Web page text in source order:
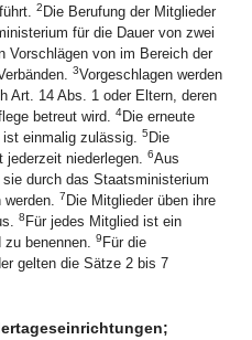
2 Die Berufung der Mitglieder
für die Dauer von zwei
Vorschlägen von im Bereich der
3Vorgeschlagen werden
Art. 14 Abs. 1 oder Eltern, deren
betreut wird. 4Die erneute
einmalig zulässig. 5 Die
jederzeit niederlegen. 6Aus
durch das Staatsministerium
werden. 7 Die Mitglieder üben ihre
8 Für jedes Mitglied ist ein
benennen. 9 Für die
gelten die Sätze 2 bis 7